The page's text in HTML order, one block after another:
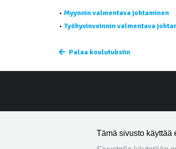
• Myynnin valmentava johtaminen
• Työhyvinvoinnin valmentava
Palaa koulutuksiin
Tämä sivusto käyttää